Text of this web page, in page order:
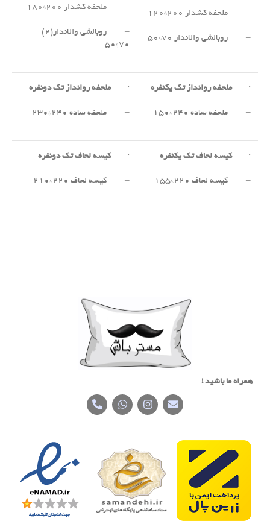
– ملحفه کشدار ۲۰۰*۱۲۰
– روبالشی والاندار ۷۰*۵۰
– ملحفه کشدار ۲۰۰*۱۸۰
– روبالشی والاندار(۲)
۷۰*۵۰
·ملحفه روانداز تک یکنفره
– ملحفه ساده ۲۴۰*۱۵۰
·ملحفه روانداز تک دونفره
– ملحفه ساده ۲۴۰*۲۳۰
·کیسه لحاف تک یکنفره
– کیسه لحاف ۲۲۰*۱۵۵
·کیسه لحاف تک دونفره
– کیسه لحاف ۲۲۰*۲۱۰
همراه ما باشید !